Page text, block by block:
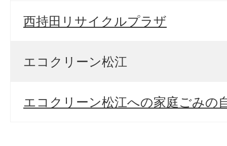
西持田リサイクルプラザ
エコクリーン松江
エコクリーン松江への家庭ごみの